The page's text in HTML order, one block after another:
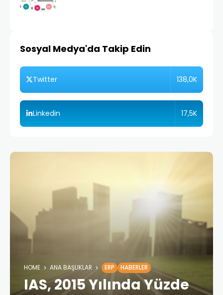
Sosyal Medya'da Takip Edin
Twitter 138,0K
Linkedin 17,5K
HOME ANA BAŞLIKLAR ERP HABERLER
IAS, 2015 Yılında Yüzde